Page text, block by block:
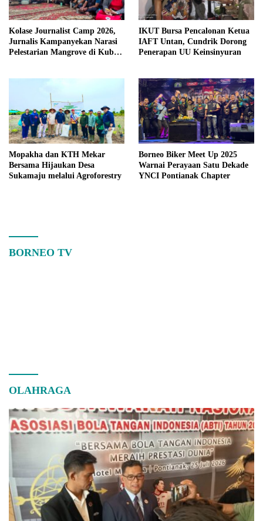
Kolase Journalist Camp 2026,
Jurnalis Kampanyekan Narasi
Pelestarian Mangrove di Kubu
IKUT Bursa Pencalonan Ketua
IAFT Untan, Cundrik Dorong
Penerapan UU Keinsinyuran
Mopakha dan KTH Mekar
Bersama Hijaukan Desa
Sukamaju melalui Agroforestry
Borneo Biker Meet Up 2025
Warnai Perayaan Satu Dekade
YNCI Pontianak Chapter
BORNEO TV
OLAHRAGA